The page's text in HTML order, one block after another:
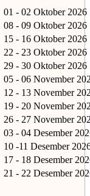
01 - 02 Oktober 2026
08 - 09 Oktober 2026
15 - 16 Oktober 2026
22 - 23 Oktober 2026
29 - 30 Oktober 2026
05 - 06 November
12 - 13 November
19 - 20 November
26 - 27 November
03 - 04 Desember
10 -11 Desember
17 - 18 Desember
21 - 22 Desember